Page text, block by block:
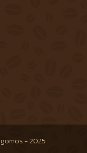
- 2025